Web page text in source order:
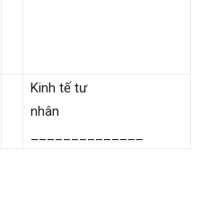
Kinh tế tư
nhân